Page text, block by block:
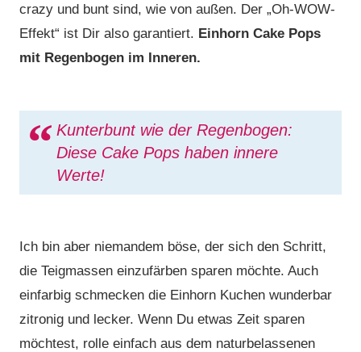
crazy und bunt sind, wie von außen. Der „Oh-WOW-
Effekt“ ist Dir also garantiert. Einhorn Cake Pops
mit Regenbogen im Inneren.
Kunterbunt wie der Regenbogen:
Diese Cake Pops haben innere
Werte!
Ich bin aber niemandem böse, der sich den Schritt,
die Teigmassen einzufärben sparen möchte. Auch
einfarbig schmecken die Einhorn Kuchen wunderbar
zitronig und lecker. Wenn Du etwas Zeit sparen
möchtest, rolle einfach aus dem naturbelassenen